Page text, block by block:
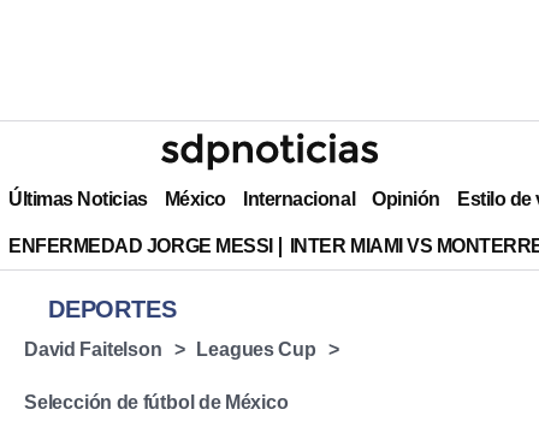
Últimas Noticias México Internacional Opinión Estilo de
ENFERMEDAD JORGE MESSI INTER MIAMI VS
DEPORTES
David Faitelson Leagues Cup
Selección de fútbol de México